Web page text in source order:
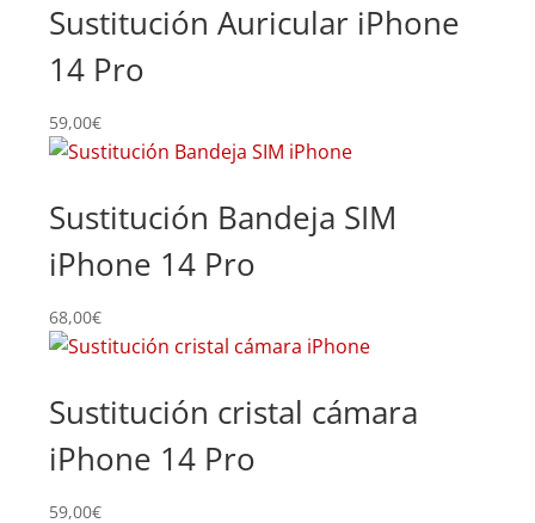
Sustitución Auricular iPhone
14 Pro
59,00€
Sustitución Bandeja SIM
iPhone 14 Pro
68,00€
Sustitución cristal cámara
iPhone 14 Pro
59,00€